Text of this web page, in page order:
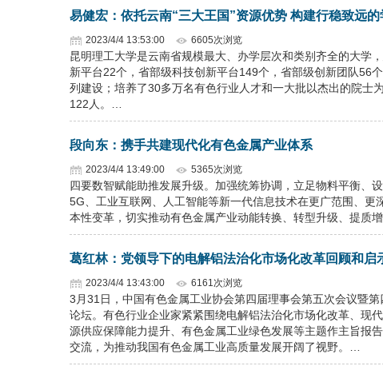
易健宏：依托云南“三大王国”资源优势 构建行稳致远
2023/4/4 13:53:00 6605次浏览
昆明理工大学是云南省规模最大、办学层次和类别齐全的大学
新平台22个，省部级科技创新平台149个，省部级创新团队56
列建设；培养了30多万名有色行业人才和一大批以杰出的院士
122人。…
段向东：携手共建现代化有色金属产业体系
2023/4/4 13:49:00 5365次浏览
四要数智赋能助推发展升级。加强统筹协调，立足物料平衡、
5G、工业互联网、人工智能等新一代信息技术在更广范围、
本性变革，切实推动有色金属产业动能转换、转型升级、提质
葛红林：党领导下的电解铝法治化市场化改革回顾和启
2023/4/4 13:43:00 6161次浏览
3月31日，中国有色金属工业协会第四届理事会第五次会议暨
论坛。有色行业企业家紧紧围绕电解铝法治化市场化改革、现
源供应保障能力提升、有色金属工业绿色发展等主题作主旨报
交流，为推动我国有色金属工业高质量发展开阔了视野。…